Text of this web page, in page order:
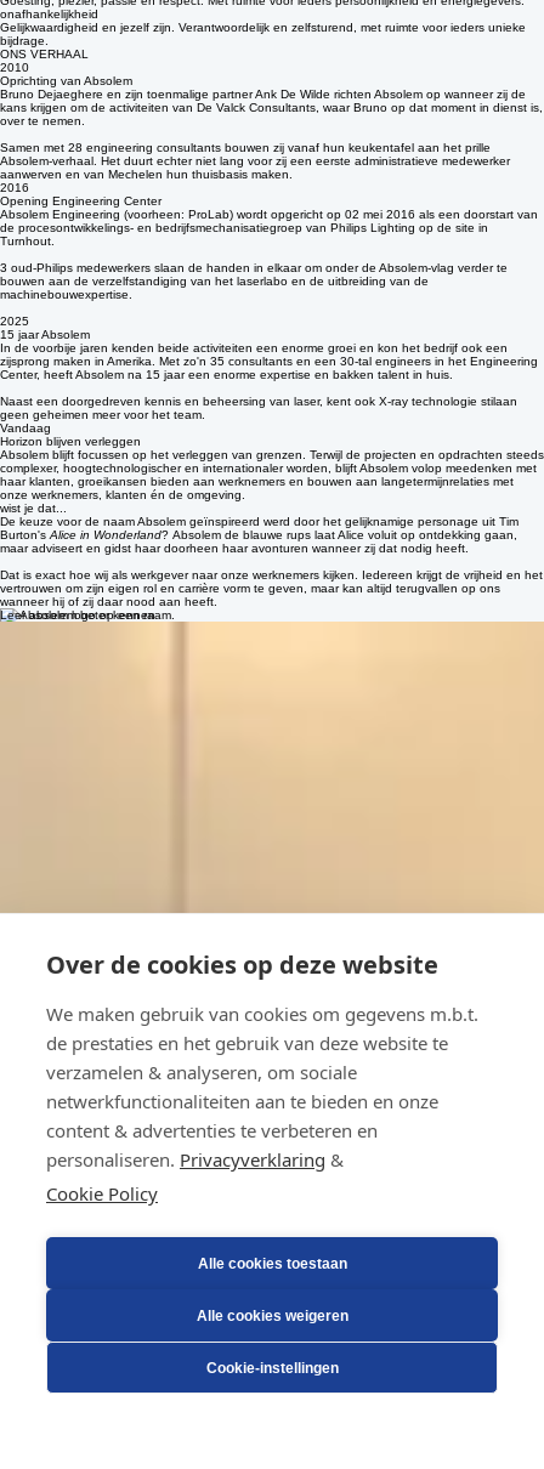
strengste kwaliteitseisen.
menselijkheid
Goesting, plezier, passie en respect. Met ruimte voor ieders persoonlijkheid en energiegevers.
onafhankelijkheid
Gelijkwaardigheid en jezelf zijn. Verantwoordelijk en zelfsturend, met ruimte voor ieders unieke
bijdrage.
ONS VERHAAL
2010
Oprichting van Absolem
Bruno Dejaeghere en zijn toenmalige partner Ank De Wilde richten Absolem op wanneer zij de
over te nemen.
Samen met 28 engineering consultants bouwen zij vanaf hun keukentafel aan het prille
Absolem-verhaal. Het duurt echter niet lang voor zij een eerste administratieve medewerker
aanwerven en van Mechelen hun thuisbasis maken.
2016
Opening Engineering Center
Absolem Engineering (voorheen: ProLab) wordt opgericht op 02 mei 2016 als een doorstart van
Turnhout.
3 oud-Philips medewerkers slaan de handen in elkaar om onder de Absolem-vlag verder te
machinebouwexpertise.
2025
15 jaar Absolem
In de voorbije jaren kenden beide activiteiten een enorme groei en kon het bedrijf ook een
Center, heeft Absolem na 15 jaar een enorme expertise en bakken talent in huis.
Naast een doorgedreven kennis en beheersing van laser, kent ook X-ray technologie stilaan
geen geheimen meer voor het team.
Vandaag
Horizon blijven verleggen
Absolem blijft focussen op het verleggen van grenzen. Terwijl de projecten en opdrachten steeds
complexer, hoogtechnologischer en internationaler worden, blijft Absolem volop meedenken met
haar klanten, groeikansen bieden aan werknemers en bouwen aan langetermijnrelaties met
onze werknemers, klanten én de omgeving.
wist je dat...
De keuze voor de naam Absolem geïnspireerd werd door het gelijknamige personage uit Tim
maar adviseert en gidst haar doorheen haar avonturen wanneer zij dat nodig heeft.
Dat is exact hoe wij als werkgever naar onze werknemers kijken. Iedereen krijgt de vrijheid en het
vertrouwen om zijn eigen rol en carrière vorm te geven, maar kan altijd terugvallen op ons
Over de cookies op deze website
We maken gebruik van cookies om gegevens m.b.t.
de prestaties en het gebruik van deze website te
verzamelen & analyseren, om sociale
netwerkfunctionaliteiten aan te bieden en onze
content & advertenties te verbeteren en
personaliseren. Privacyverklaring &
Cookie Policy
Alle cookies toestaan
Alle cookies weigeren
Cookie-instellingen